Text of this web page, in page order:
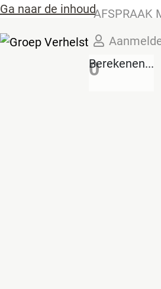
Ga naar de inhoudAFSPRAAK
0
Berekenen...